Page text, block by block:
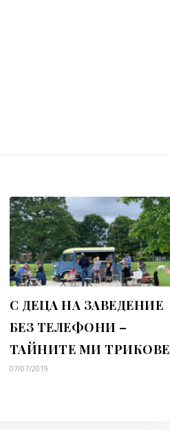
С ДЕЦА НА ЗАВЕДЕНИЕ
БЕЗ ТЕЛЕФОНИ –
ТАЙНИТЕ МИ ТРИКОВЕ
07/07/2019